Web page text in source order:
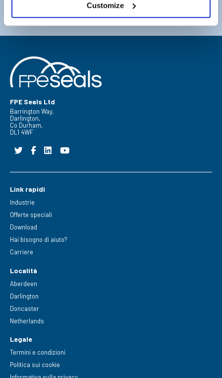
Customize
+44 (0) 1325 282732
Email:sales@fpeseals.com
Telefono:
Email:
FPE Seals Ltd
Barrington Way,
Darlington,
Co Durham,
DL1 4WF
Link rapidi
Industrie
Offerte speciali
Download
Hai bisogno di aiuto?
Carriere
Località
Aberdeen
Darlington
Doncaster
Netherlands
Legale
Termini e condizioni
Politica sui cookie